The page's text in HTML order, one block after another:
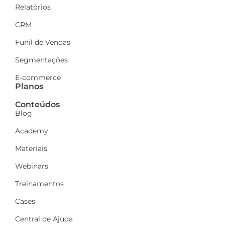
Relatórios
CRM
Funil de Vendas
Segmentações
E-commerce
Planos
Conteúdos
Blog
Academy
Materiais
Webinars
Treinamentos
Cases
Central de Ajuda